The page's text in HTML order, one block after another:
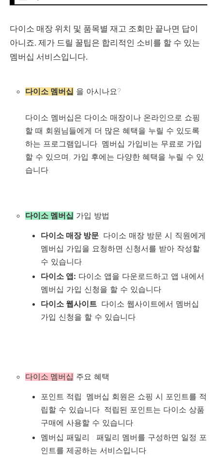
다이소 매장 위치 및 품목별 재고 조회만 끝나면 답이
아니죠. 제가 드릴 꿀팁은 합리적인 소비를 할 수 있는
멤버십 서비스입니다.
다이소 멤버십 을 아시나요?
다이소 멤버십은 다이소 매장이나 온라인으로 쇼핑
할 때 회원님들에게 더 많은 혜택을 누릴 수 있도록
하는 프로그램입니다. 멤버십 가입비는 무료로 가입
할 수 있으며, 가입 후에는 다양한 혜택을 누릴 수 있
습니다.
다이소 멤버십 가입 방법
다이소 매장 방문: 다이소 매장 방문 시 직원에게
멤버십 가입을 요청하면 신청서를 받아 작성할
수 있습니다.
다이소 앱: 다이소 앱을 다운로드하고 앱 내에서
멤버십 가입 신청을 할 수 있습니다.
다이소 웹사이트: 다이소 웹사이트에서 멤버십
가입 신청을 할 수 있습니다.
다이소 멤버십 주요 혜택
포인트 적립: 멤버십 회원은 쇼핑 시 포인트를 적
립할 수 있습니다. 적립된 포인트는 다이소 상품
구매에 사용할 수 있습니다.
멤버십 패밀리 : 패밀리 멤버를 구성하면 일정 포
인트를 제공하는 서비스입니다.